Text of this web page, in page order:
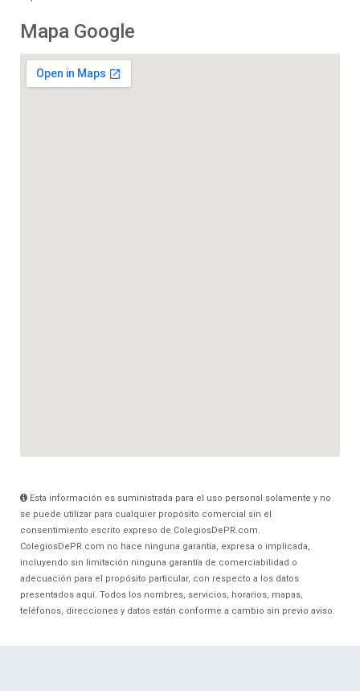
Mapa Google
Esta información es suministrada para el uso personal solamente y no
se puede utilizar para cualquier propósito comercial sin el
consentimiento escrito expreso de ColegiosDePR.com.
ColegiosDePR.com no hace ninguna garantía, expresa o implicada,
incluyendo sin limitación ninguna garantía de comerciabilidad o
adecuación para el propósito particular, con respecto a los datos
presentados aquí. Todos los nombres, servicios, horarios, mapas,
teléfonos, direcciones y datos están conforme a cambio sin previo aviso.